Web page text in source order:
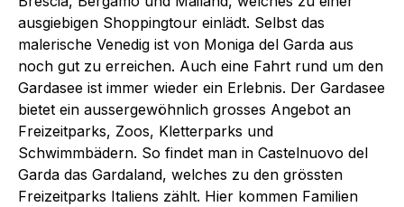
ausgiebigen Shoppingtour einlädt. Selbst das
malerische Venedig ist von Moniga del Garda aus
noch gut zu erreichen. Auch eine Fahrt rund um den
Gardasee ist immer wieder ein Erlebnis. Der Gardasee
bietet ein aussergewöhnlich grosses Angebot an
Freizeitparks, Zoos, Kletterparks und
Schwimmbädern. So findet man in Castelnuovo del
Garda das Gardaland, welches zu den grössten
Freizeitparks Italiens zählt. Hier kommen Familien